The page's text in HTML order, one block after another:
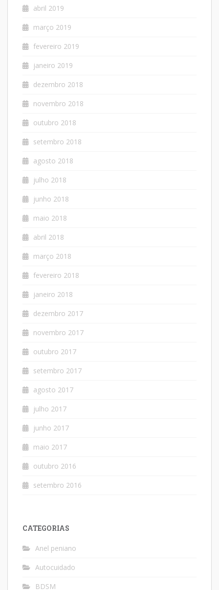
abril 2019
março 2019
fevereiro 2019
janeiro 2019
dezembro 2018
novembro 2018
outubro 2018
setembro 2018
agosto 2018
julho 2018
junho 2018
maio 2018
abril 2018
março 2018
fevereiro 2018
janeiro 2018
dezembro 2017
novembro 2017
outubro 2017
setembro 2017
agosto 2017
julho 2017
junho 2017
maio 2017
outubro 2016
setembro 2016
CATEGORIAS
Anel peniano
Autocuidado
BDSM